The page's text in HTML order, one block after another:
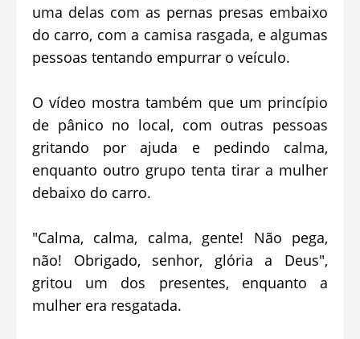
uma delas com as pernas presas embaixo
do carro, com a camisa rasgada, e algumas
pessoas tentando empurrar o veículo.
O vídeo mostra também que um princípio
de pânico no local, com outras pessoas
gritando por ajuda e pedindo calma,
enquanto outro grupo tenta tirar a mulher
debaixo do carro.
"Calma, calma, calma, gente! Não pega,
não! Obrigado, senhor, glória a Deus",
gritou um dos presentes, enquanto a
mulher era resgatada.